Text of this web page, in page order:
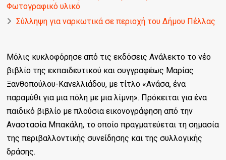
Φωτογραφικό υλικό
Σύλληψη για ναρκωτικά σε περιοχή του Δήμου Πέλλας
Μόλις κυκλοφόρησε από τις εκδόσεις Ανάλεκτο το νέο
βιβλίο της εκπαιδευτικού και συγγραφέως Μαρίας
Ξανθοπούλου-Κανελλιάδου, με τίτλο «Ανάσα, ένα
παραμύθι για μια πόλη με μια λίμνη». Πρόκειται για ένα
παιδικό βιβλίο με πλούσια εικονογράφηση από την
Αναστασία Μπακάλη, το οποίο πραγματεύεται τη σημασία
της περιβαλλοντικής συνείδησης και της συλλογικής
δράσης.